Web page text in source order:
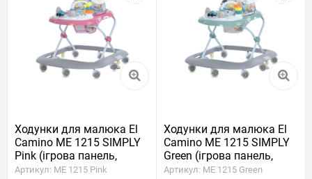
Ходунки для малюка El
Camino ME 1215 SIMPLY
Pink (ігрова панель,
музика, світло)
Артикул: ME 1215 Pink
Ходунки для малюка El
Camino ME 1215 SIMPLY
Green (ігрова панель,
музика, світло)
Артикул: ME 1215 Green